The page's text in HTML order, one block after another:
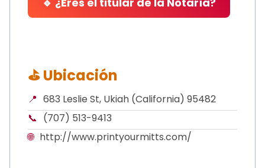
⛳ Ubicación
📍 683 Leslie St, Ukiah (California) 95482
📞 (707) 513-9413
🌐 http://www.printyourmitts.com/